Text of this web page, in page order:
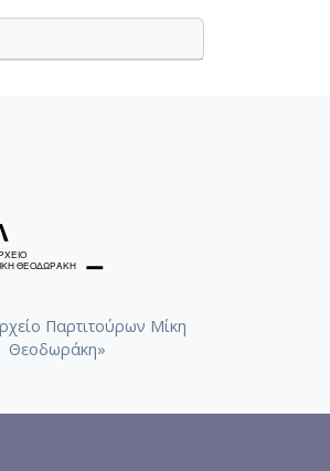
Παρτιτούρων Μίκη
Θεοδωράκη»